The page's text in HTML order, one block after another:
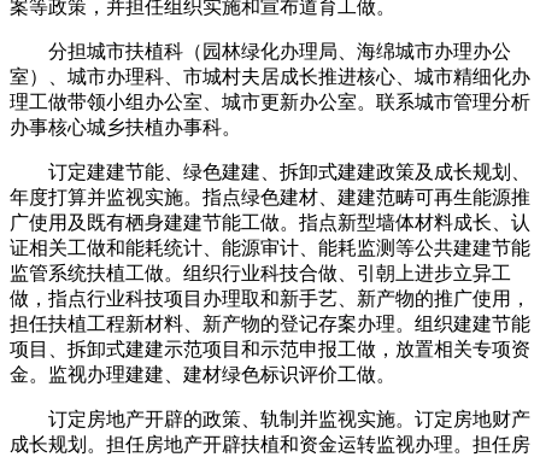
案等政策，并担任组织实施和宣布道育工做。
分担城市扶植科（园林绿化办理局、海绵城市办理办公
室）、城市办理科、市城村夫居成长推进核心、城市精细化办
理工做带领小组办公室、城市更新办公室。联系城市管理分析
办事核心城乡扶植办事科。
订定建建节能、绿色建建、拆卸式建建政策及成长规划、
年度打算并监视实施。指点绿色建材、建建范畴可再生能源推
广使用及既有栖身建建节能工做。指点新型墙体材料成长、认
证相关工做和能耗统计、能源审计、能耗监测等公共建建节能
监管系统扶植工做。组织行业科技合做、引朝上进步立异工
做，指点行业科技项目办理取和新手艺、新产物的推广使用，
担任扶植工程新材料、新产物的登记存案办理。组织建建节能
项目、拆卸式建建示范项目和示范申报工做，放置相关专项资
金。监视办理建建、建材绿色标识评价工做。
订定房地产开辟的政策、轨制并监视实施。订定房地财产
成长规划。担任房地产开辟扶植和资金运转监视办理。担任房